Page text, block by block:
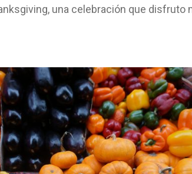
una celebración que disfruto